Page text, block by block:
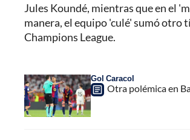
Jules Koundé, mientras que en el
manera, el equipo 'culé' sumó otro
Champions League.
Gol Caracol
Otra polémica en